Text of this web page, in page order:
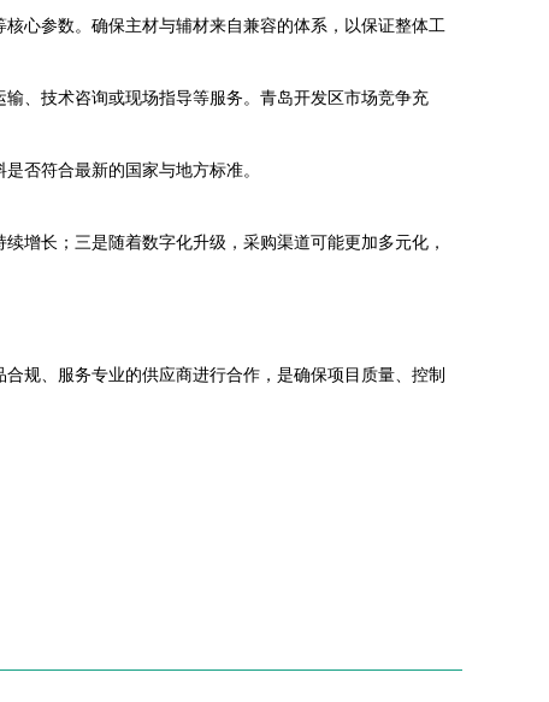
心参数。确保主材与辅材来自兼容的体系，以保证整体工
、技术咨询或现场指导等服务。青岛开发区市场竞争充
否符合最新的国家与地方标准。
续增长；三是随着数字化升级，采购渠道可能更加多元化，
规、服务专业的供应商进行合作，是确保项目质量、控制